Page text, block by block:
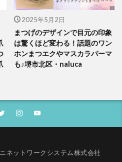
2025年5月2日
まつげのデザインで目元の印象
は驚くほど変わる！話題のワン
ホンまつエクやマスカラパーマ
も♪堺市北区・naluca
ットワークシステム株式会社